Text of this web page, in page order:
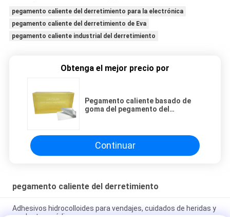
pegamento caliente del derretimiento para la electrónica
pegamento caliente del derretimiento de Eva
pegamento caliente industrial del derretimiento
Obtenga el mejor precio por
Pegamento caliente basado de
goma del pegamento del
supermercado
Continuar
pegamento caliente del derretimiento
Adhesivos hidrocolloides para vendajes, cuidados de heridas y